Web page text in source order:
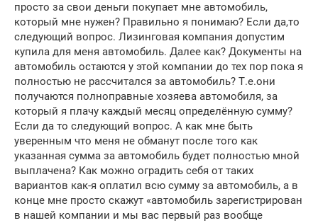
просто за свои деньги покупает мне автомобиль,
который мне нужен? Правильно я понимаю? Если да,то
следующий вопрос. Лизинговая компания допустим
купила для меня автомобиль. Далее как? Документы на
автомобиль остаются у этой компании до тех пор пока я
полностью не рассчитался за автомобиль? Т.е.они
получаются полноправные хозяева автомобиля, за
который я плачу каждый месяц определённую сумму?
Если да то следующий вопрос. А как мне быть
уверенным что меня не обманут после того как
указанная сумма за автомобиль будет полностью мной
выплачена? Как можно оградить себя от таких
вариантов как-я оплатил всю сумму за автомобиль, а в
конце мне просто скажут «автомобиль зарегистрирован
в нашей компании и мы вас первый раз вообще